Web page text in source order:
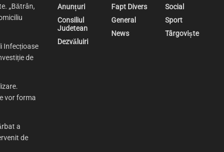
„Bătrân,
Infecțioase
de
vor forma
a
de
Anunțuri
Consiliul
Judetean
Dezvăluiri
Fapt Divers
General
News
Social
Sport
Târgoviște